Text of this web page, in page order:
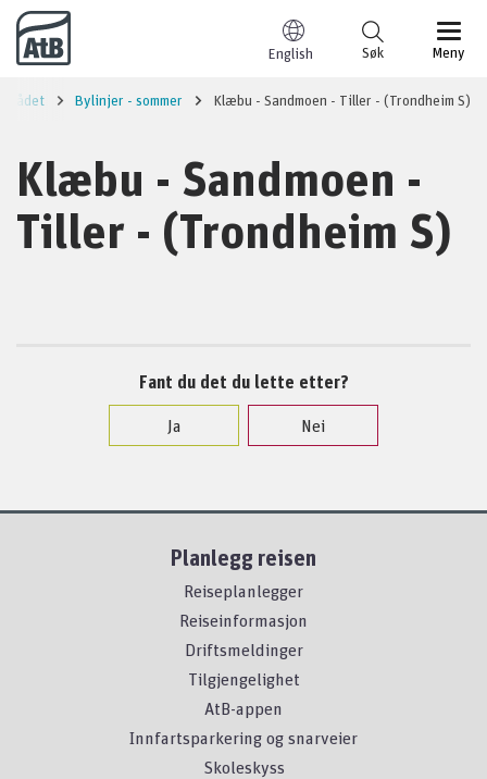
Til innhold
English Meny
Søk
Bylinjer - sommer Klæbu - Sandmoen - Tiller - (Trondheim S)
Klæbu - Sandmoen -
Tiller - (Trondheim S)
Fant du det du lette etter?
Ja
Nei
Planlegg reisen
Reiseplanlegger
Reiseinformasjon
Driftsmeldinger
Tilgjengelighet
AtB-appen
Innfartsparkering og snarveier
Skoleskyss